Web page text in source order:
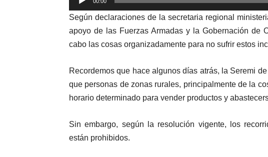
de
audio
Según declaraciones de la secretaria regional
apoyo de las Fuerzas Armadas y la Gobernación de
cabo las cosas organizadamente para no sufrir estos
Recordemos que hace algunos días atrás, la Seremi
que personas de zonas rurales, principalmente de la
horario determinado para vender productos y
Sin embargo, según la resolución vigente, los
están prohibidos.